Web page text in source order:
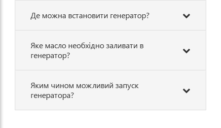
Де можна встановити генератор?
Яке масло необхідно заливати в
генератор?
Яким чином можливий запуск
генератора?